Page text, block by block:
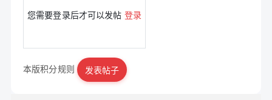
您需要登录后才可以发帖 登录
|立即注册
本版积分规则 发表帖子